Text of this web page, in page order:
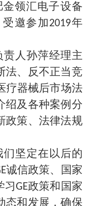
金领汇电子设备
邀参加2019年
人孙萍经理主
法、反不正当竞
疗器械后市场法
绍及各种案例分
政策、法律法规
坚定在以后的
诚信政策、国家
GE政策和国家
态和发展，确保